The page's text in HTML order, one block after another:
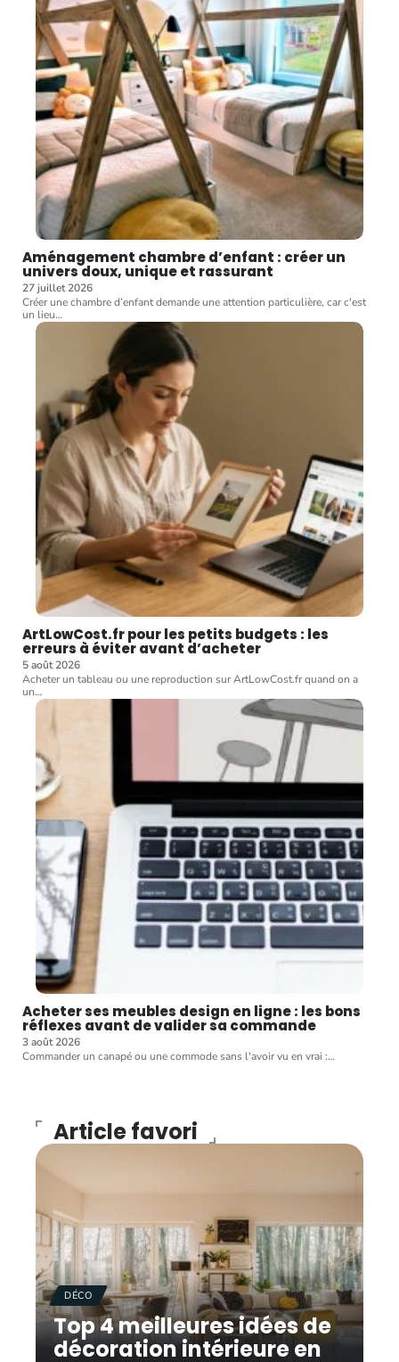
Aménagement chambre d’enfant : créer un
univers doux, unique et rassurant
27 juillet 2026
Créer une chambre d’enfant demande une attention particulière, car c'est
un lieu…
ArtLowCost.fr pour les petits budgets : les
erreurs à éviter avant d’acheter
5 août 2026
Acheter un tableau ou une reproduction sur ArtLowCost.fr quand on a
un…
Acheter ses meubles design en ligne : les bons
réflexes avant de valider sa commande
3 août 2026
Commander un canapé ou une commode sans l'avoir vu en vrai :…
Article favori
DÉCO
Top 4 meilleures idées de
décoration intérieure en